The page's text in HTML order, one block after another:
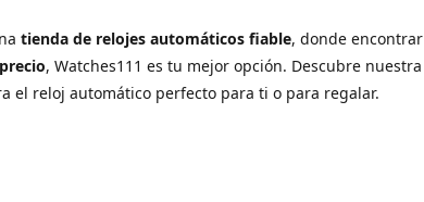
tienda de relojes automáticos fiable, donde encontrar
, Watches111 es tu mejor opción. Descubre nuestra
el reloj automático perfecto para ti o para regalar.